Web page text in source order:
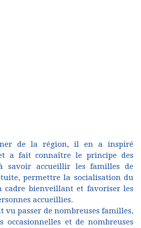
de la région, il en a inspiré
a fait connaître le principe des
savoir accueillir les familles de
permettre la socialisation du
cadre bienveillant et favoriser les
accueillies.
vu passer de nombreuses familles,
occasionnelles et de nombreuses